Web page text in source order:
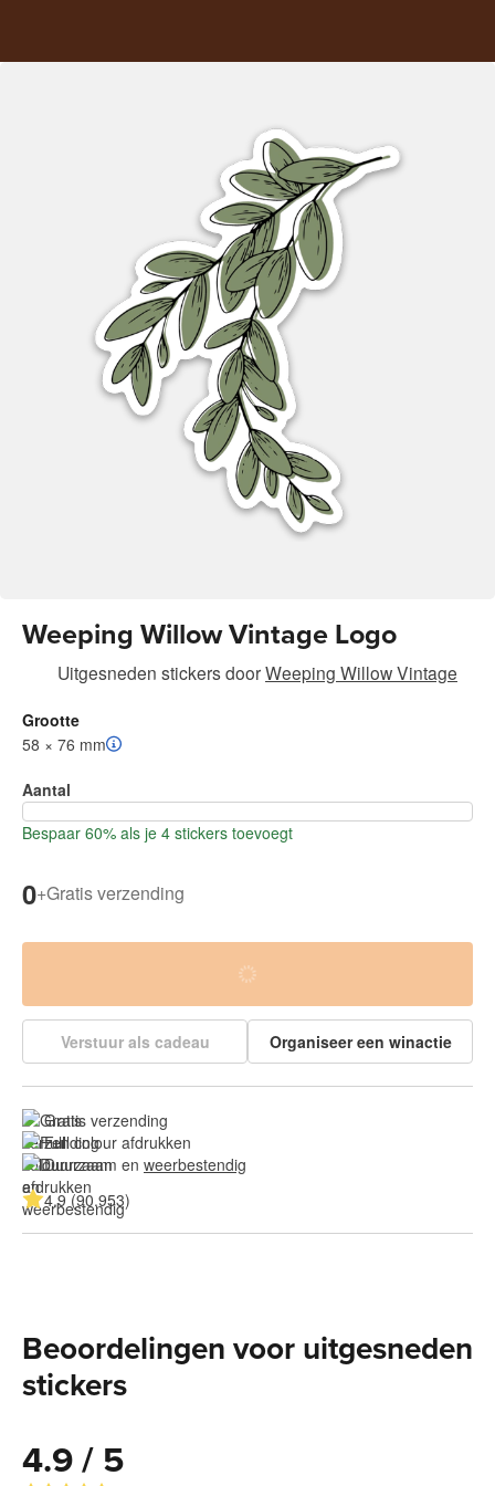
Weeping Willow Vintage Logo
Uitgesneden stickersdoorWeeping Willow Vintage
Grootte
58 × 76 mm
Aantal
Bespaar 60% als je 4 stickers toevoegt
0+Gratis verzending
Verstuur als cadeau Organiseer een winactie
Gratis verzending
Full colour afdrukken
Duurzaam en weerbestendig
4.9 (90.953)
Beoordelingen voor uitgesneden
stickers
4.9 / 5